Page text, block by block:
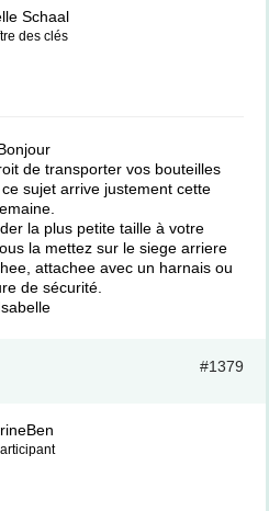
Schaal
des clés
de transporter vos bouteilles
sujet arrive justement cette
la plus petite taille à votre
la mettez sur le siege arriere
attachee avec un harnais ou
de sécurité.
#1379